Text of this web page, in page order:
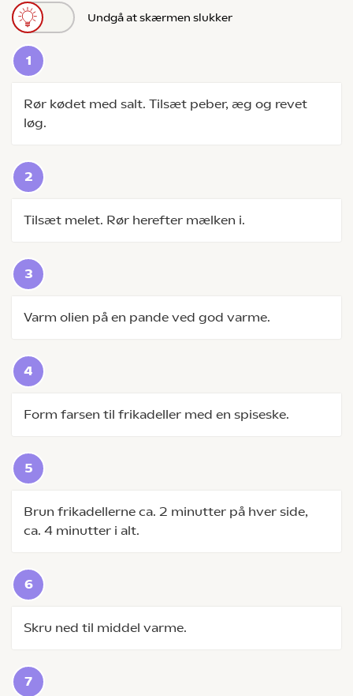
Undgå at skærmen slukker
Rør kødet med salt. Tilsæt peber, æg og revet
løg.
Tilsæt melet. Rør herefter mælken i.
Varm olien på en pande ved god varme.
Form farsen til frikadeller med en spiseske.
Brun frikadellerne ca. 2 minutter på hver side,
ca. 4 minutter i alt.
Skru ned til middel varme.